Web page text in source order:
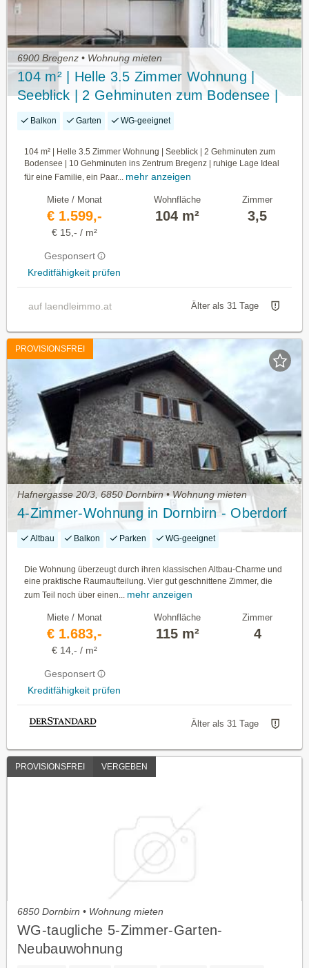
6900 Bregenz • Wohnung mieten
104 m² | Helle 3.5 Zimmer Wohnung |
Seeblick | 2 Gehminuten zum Bodensee |
10 Gehminuten ins Zentrum Bregenz |
Balkon Garten WG-geeignet
104 m² | Helle 3.5 Zimmer Wohnung | Seeblick | 2 Gehminuten zum
Bodensee | 10 Gehminuten ins Zentrum Bregenz | ruhige Lage Ideal
für eine Familie, ein Paar... mehr anzeigen
Miete / Monat
€ 1.599,-
€ 15,- / m²
Gesponsert
Kreditfähigkeit prüfen
Wohnfläche
104 m²
Zimmer
3,5
auf laendleimmo.at Älter als 31 Tage
PROVISIONSFREI
Hafnergasse 20/3, 6850 Dornbirn • Wohnung mieten
4-Zimmer-Wohnung in Dornbirn - Oberdorf
Altbau Balkon Parken WG-geeignet
Die Wohnung überzeugt durch ihren klassischen Altbau-Charme und
eine praktische Raumaufteilung. Vier gut geschnittene Zimmer, die
zum Teil noch über einen...
mehr anzeigen
Miete / Monat
€ 1.683,-
€ 14,- / m²
Gesponsert
Kreditfähigkeit prüfen
Wohnfläche
115 m²
Zimmer
4
Älter als 31 Tage
PROVISIONSFREI VERGEBEN
6850 Dornbirn • Wohnung mieten
WG-taugliche 5-Zimmer-Garten-
Neubauwohnung